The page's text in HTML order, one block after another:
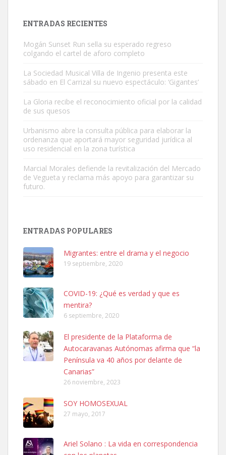
Este gato macho ha aparecido en la calle hace menos de un mes,
Leales.org » Gran Canaria | 9.7.2025
Leales.org » Gran Canaria
SHIBA PERDIDO AVDA JOSE MESA Y LOPEZ
PERRO MACHO RAZA SHIBA CON MICROCHIP PERDIDO HOY
06/07/2025 ZONA MESA Y LOPEZ. ES MUY ASUSTADIZO
Leales.org » Gran Canaria
6.7.2025
Ninfa perdida
ENTRADAS RECIENTES
Mogán Sunset Run sella su esperado regreso
colgando el cartel de aforo completo
La Sociedad Musical Villa de Ingenio presenta este
sábado en El Carrizal su nuevo espectáculo: ‘Gigantes’
La Gloria recibe el reconocimiento oficial por la calidad
de sus quesos
Urbanismo abre la consulta pública para elaborar la
ordenanza que aportará mayor seguridad jurídica al
uso residencial en la zona turística
Marcial Morales defiende la revitalización del Mercado
de Vegueta y reclama más apoyo para garantizar su
futuro.
ENTRADAS POPULARES
Migrantes: entre el drama y el negocio
19 septiembre, 2020
COVID-19: ¿Qué es verdad y que es
mentira?
6 septiembre, 2020
El presidente de la Plataforma de
Autocaravanas Autónomas afirma que “la
Península va 40 años por delante de
Canarias”
26 noviembre, 2023
SOY HOMOSEXUAL
27 mayo, 2017
Ariel Solano : La vida en correspondencia